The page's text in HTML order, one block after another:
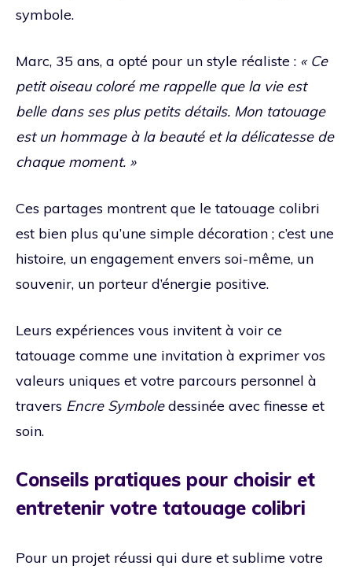
symbole.
Marc, 35 ans, a opté pour un style réaliste : « Ce
petit oiseau coloré me rappelle que la vie est
belle dans ses plus petits détails. Mon tatouage
est un hommage à la beauté et la délicatesse de
chaque moment. »
Ces partages montrent que le tatouage colibri
est bien plus qu’une simple décoration ; c’est une
histoire, un engagement envers soi-même, un
souvenir, un porteur d’énergie positive.
Leurs expériences vous invitent à voir ce
tatouage comme une invitation à exprimer vos
valeurs uniques et votre parcours personnel à
travers Encre Symboledessinée avec finesse et
soin.
Conseils pratiques pour choisir et
entretenir votre tatouage colibri
Pour un projet réussi qui dure et sublime votre